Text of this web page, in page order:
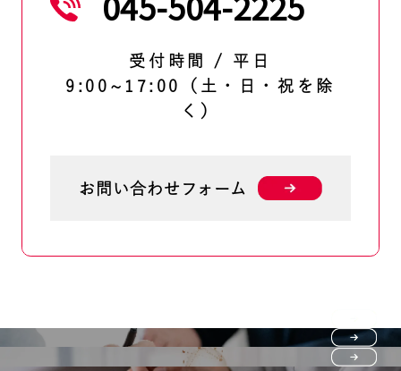
受付時間 / 平日
9:00~17:00（土・日・祝を除
く）
お問い合わせフォーム